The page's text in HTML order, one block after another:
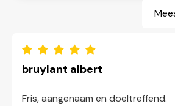
Sort by
bruylant albert
Fris, aangenaam en doeltreffend.